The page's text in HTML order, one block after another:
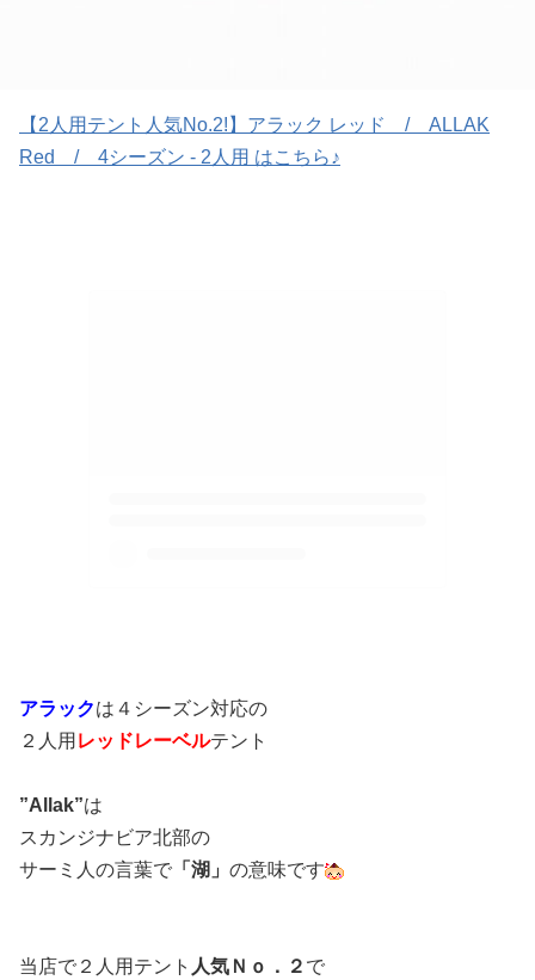
【2人用テント人気No.2!】アラック レッド / ALLAK
Red / 4シーズン - 2人用 はこちら♪
アラックは４シーズン対応の
２人用 レッドレーベルテント
”Allak”は
スカンジナビア北部の
サーミ人の言葉で 「湖」 の意味です
当店で２人用テント 人気Ｎｏ．２ で